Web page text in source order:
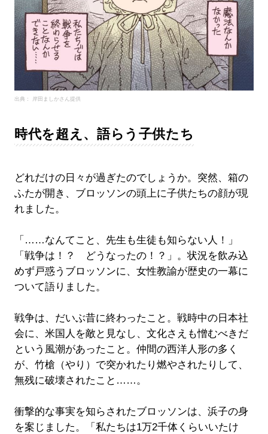
出典： 岸田ましかさん提供
時代を超え、語らう子供たち
どれだけの日々が過ぎたのでしょうか。突然、箱の
ふたが開き、ブロッソンの頭上に子供たちの顔が現
れました。
「……なんてこと、先生も生徒も知らない人！」
「戦争は！？ どうなったの！？」。状況を飲み込
めず戸惑うブロッソンに、女性教諭が歴史の一幕に
ついて語りました。
戦争は、だいぶ昔に終わったこと。戦時中の日本社
会に、米国人を敵と見なし、文化さえも憎むべきだ
という風潮があったこと。仲間の西洋人形の多く
が、竹槍（やり）で突かれたり燃やされたりして、
無残に破壊されたこと……。
衝撃的な事実を知らされたブロッソンは、浜子の身
を案じました。「私たちは1万2千体くらいいたけ